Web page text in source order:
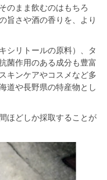
のまま飲むのはもちろ
旨さや酒の香りを、より
シリトールの原料）、タ
菌作用のある成分も豊富
キンケアやコスメなど多
道や長野県の特産物とし
ほどしか採取することが